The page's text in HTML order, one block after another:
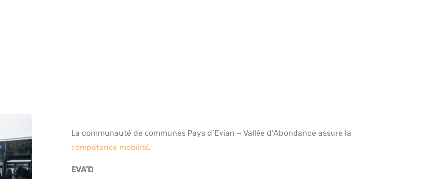
La communauté de communes Pays d’Evian – Vallée d’Abondance assure la
compétence mobilité.
EVA’D